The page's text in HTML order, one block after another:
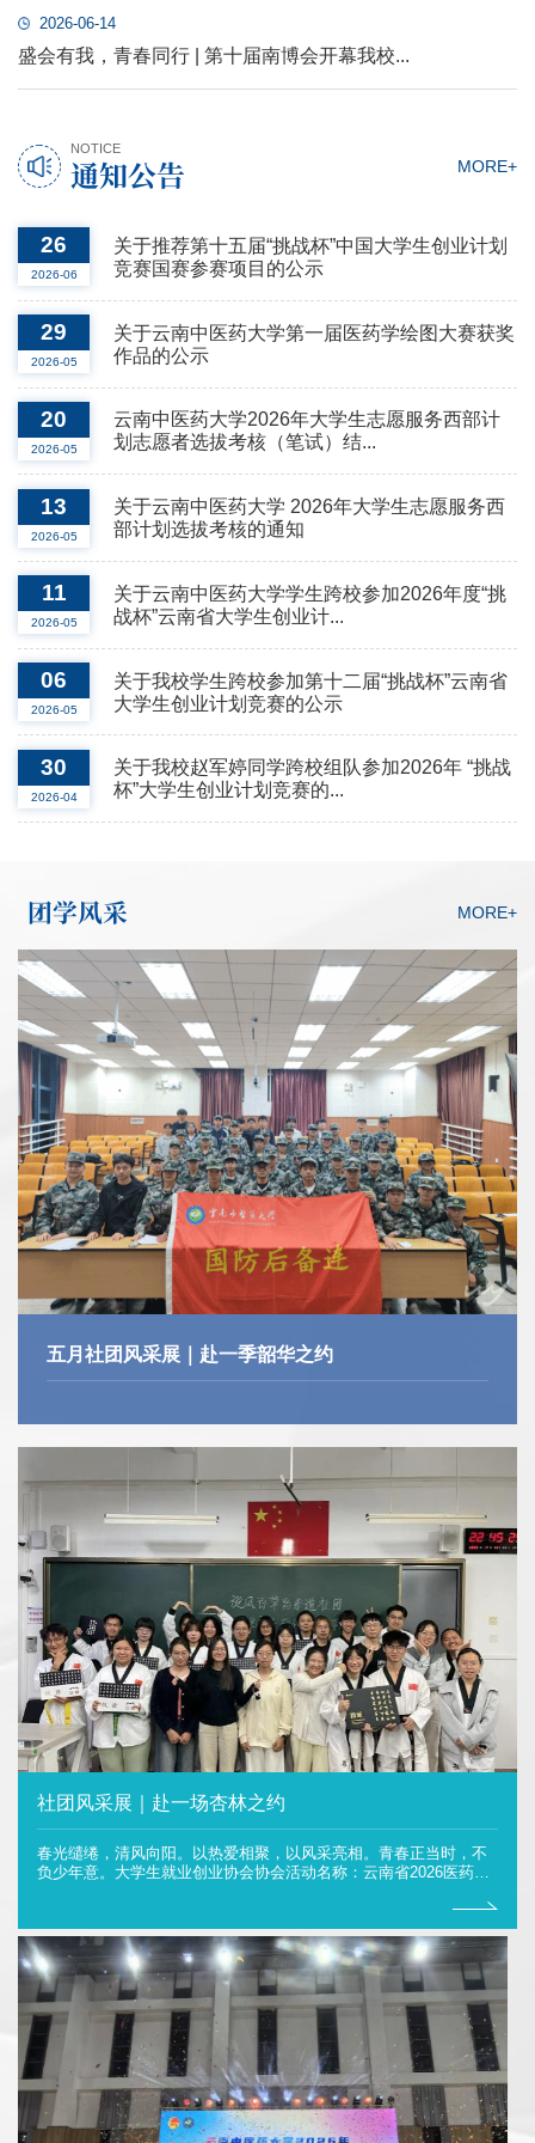
2026-06-14
盛会有我，青春同行 | 第十届南博会开幕我校...
NOTICE
通知公告 MORE+
26
2026-06
关于推荐第十五届“挑战杯”中国大学生创业计划
竞赛国赛参赛项目的公示
29
2026-05
关于云南中医药大学第一届医药学绘图大赛获奖
作品的公示
20
2026-05
云南中医药大学2026年大学生志愿服务西部计
划志愿者选拔考核（笔试）结...
13
2026-05
关于云南中医药大学 2026年大学生志愿服务西
部计划选拔考核的通知
11
2026-05
关于云南中医药大学学生跨校参加2026年度“挑
战杯”云南省大学生创业计...
06
2026-05
关于我校学生跨校参加第十二届“挑战杯”云南省
大学生创业计划竞赛的公示
30
2026-04
关于我校赵军婷同学跨校组队参加2026年 “挑战
杯”大学生创业计划竞赛的...
团学风采 MORE+
一季韶华之约
活...
社团风采展｜赴一场杏林之约
春光缱绻，清风向阳。以热爱相聚，以风采亮相。青春正当时，不
负少年意。大学生就业创业协会协会活动名称：云南省2026医药专
同学们直观了解到行业现状与用人标准，明晰自身优势与不足，积
累宝贵的求职经验，深刻认识到专业能力、实践经历与职业素养的
重要意义。活动让同学们明确发展目标，补齐能力短板，以更积极
的心态和更充分的准备迎接就业挑战。针灸推拿协会活动名称：...